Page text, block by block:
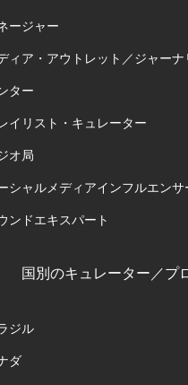
ージャー
ィア・アウトレット／ジャーナ
ター
イリスト・キュレーター
オ局
シャルメディアインフルエンサ
ンドエキスパート
国別のキュレーター／プ
ジル
ダ